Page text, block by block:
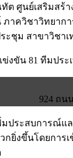
ต ศูนย์เสริมสร้
ภาควิชาวิทยาก
ะชุม สาขาวิชา
ขัน 81 ทีมประ
924 ถน
พิ่มประสบการณ์
วกยิ่งขึ้นโดยกา